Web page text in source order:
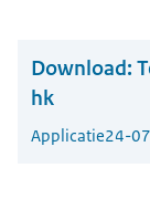
Download:
hk
Applicatie24-